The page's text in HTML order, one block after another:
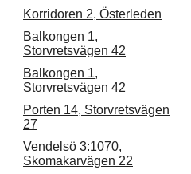
Korridoren 2, Österleden
Balkongen 1,
Storvretsvägen 42
Balkongen 1,
Storvretsvägen 42
Porten 14, Storvretsvägen
27
Vendelsö 3:1070,
Skomakarvägen 22